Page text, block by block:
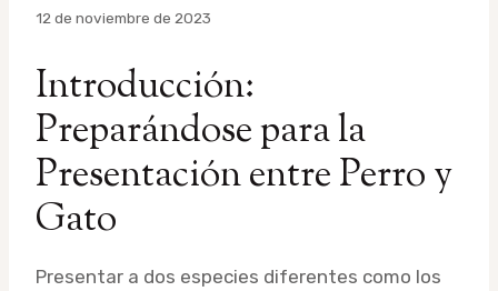
Por
12 de noviembre de 2023
Introducción:
Preparándose para la
Presentación entre Perro y
Gato
Presentar a dos especies diferentes como los